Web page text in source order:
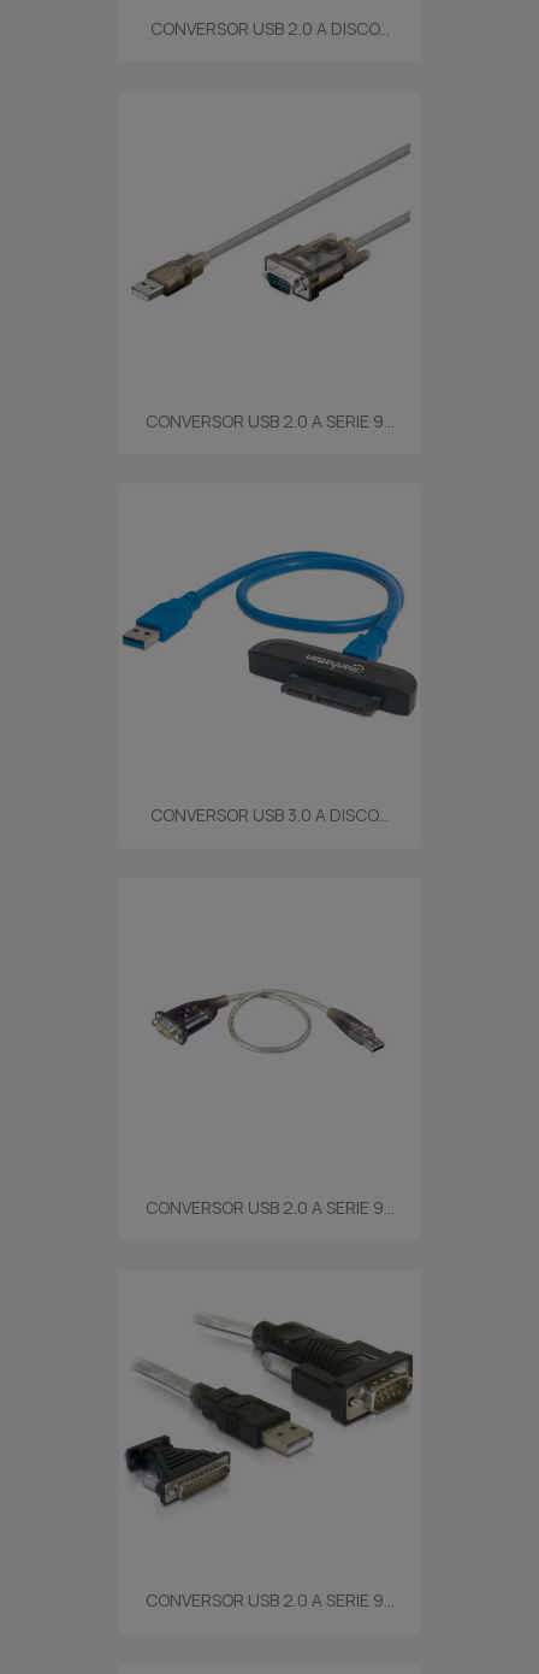
CONVERSOR USB 2.0 A DISCO...
CONVERSOR USB 2.0 A SERIE 9...
CONVERSOR USB 3.0 A DISCO...
CONVERSOR USB 2.0 A SERIE 9...
CONVERSOR USB 2.0 A SERIE 9...